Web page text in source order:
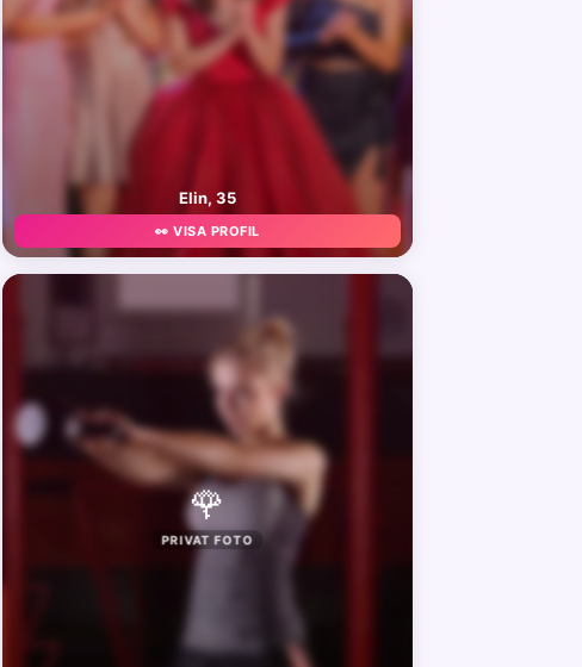
Elin, 35
👀 VISA PROFIL
🌹
PRIVAT FOTO